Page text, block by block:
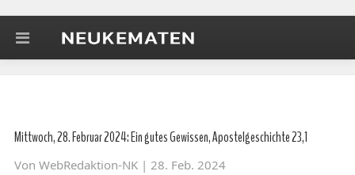
Mittwoch, 28. Februar 2024: Ein gutes Gewissen, Apostelgeschichte 23,1
Von WebRedaktion-NK | 28. Feb. 2024